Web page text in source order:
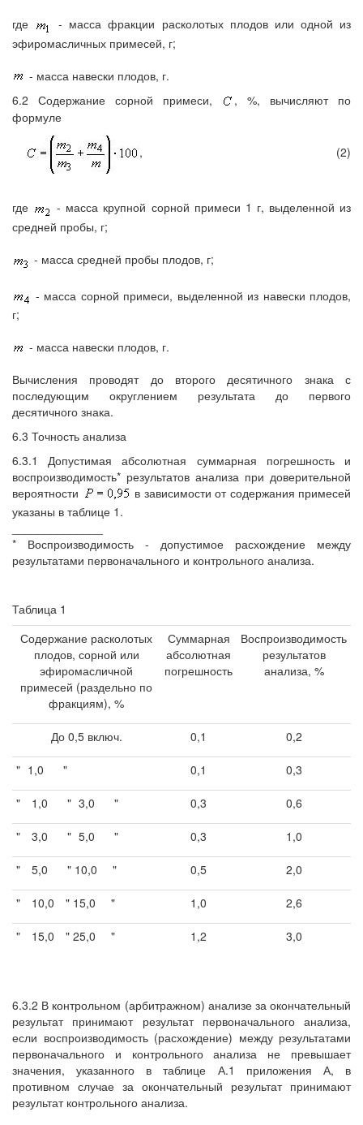
где
- масса фракции расколотых плодов или одной из
эфиромасличных примесей, г;
- масса навески плодов, г.
6.2 Содержание сорной примеси,
, %, вычисляют по
формуле
, (2)
где
- масса крупной сорной примеси 1 г, выделенной из
средней пробы, г;
- масса средней пробы плодов, г;
- масса сорной примеси, выделенной из навески плодов,
г;
- масса навески плодов, г.
Вычисления проводят до второго десятичного знака с
последующим округлением результата до первого
десятичного знака.
6.3 Точность анализа
6.3.1 Допустимая абсолютная суммарная погрешность и
воспроизводимость* результатов анализа при доверительной
вероятности
в зависимости от содержания примесей
указаны в таблице 1.
* Воспроизводимость - допустимое расхождение между
результатами первоначального и контрольного анализа.
Таблица 1
Содержание расколотых
плодов, сорной или
эфиромасличной
примесей (раздельно по
фракциям), %
Суммарная
абсолютная
погрешность
Воспроизводимость
результатов
анализа, %
До 0,5 включ. 0,1 0,2
" 1,0 " 0,1 0,3
" 1,0 " 3,0 " 0,3 0,6
" 3,0 " 5,0 " 0,3 1,0
" 5,0 " 10,0 " 0,5 2,0
" 10,0 " 15,0 " 1,0 2,6
" 15,0 " 25,0 " 1,2 3,0
6.3.2 В контрольном (арбитражном) анализе за окончательный
результат принимают результат первоначального анализа,
если воспроизводимость (расхождение) между результатами
первоначального и контрольного анализа не превышает
значения, указанного в таблице А.1 приложения А, в
противном случае за окончательный результат принимают
результат контрольного анализа.